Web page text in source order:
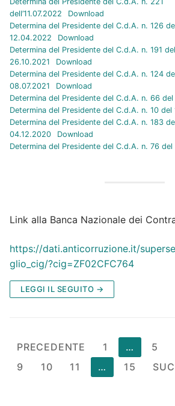
dell’11.07.2022
Download
Determina del Presidente del C.d.A. n. 126
12.04.2022
Download
Determina del Presidente del C.d.A. n. 191 del
26.10.2021
Download
Determina del Presidente del C.d.A. n. 124
08.07.2021
Download
Determina del Presidente del C.d.A. n. 66
Determina del Presidente del C.d.A. n. 10 del
Determina del Presidente del C.d.A. n. 183
04.12.2020
Download
Determina del Presidente del C.d.A. n. 76
Link alla Banca Nazionale dei
https://dati.anticorruzione.it/
glio_cig/?cig=ZF02CFC764
LEGGI IL SEGUITO →
Paginazione
degli
PRECEDENTE 1 … 5
9
10 11 … 15